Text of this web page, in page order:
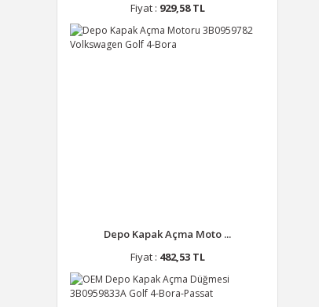
Fiyat : 929,58 TL
Depo Kapak Açma Moto ...
Fiyat : 482,53 TL